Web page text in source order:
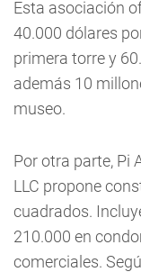
Esta asociación
40.000 dólares
primera torre y
además 10
museo.
Por otra parte, Pi
LLC propone
cuadrados.
210.000 en
comerciales.